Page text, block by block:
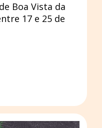
Boa Vista da
17 e 25 de